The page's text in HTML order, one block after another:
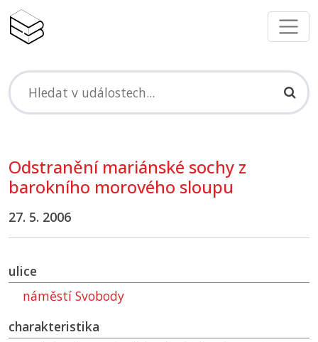
Odstranění mariánské sochy z
barokního morového sloupu
27. 5. 2006
ulice
náměstí Svobody
charakteristika